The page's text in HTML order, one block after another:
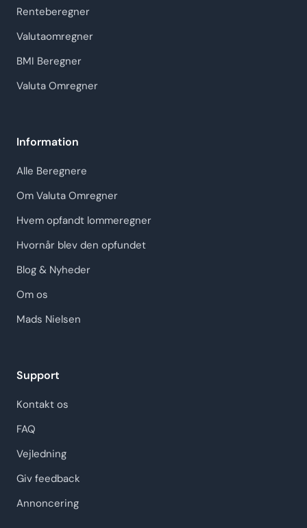
Renteberegner
Valutaomregner
BMI Beregner
Valuta Omregner
Information
Alle Beregnere
Om Valuta Omregner
Hvem opfandt lommeregner
Hvornår blev den opfundet
Blog & Nyheder
Om os
Mads Nielsen
Support
Kontakt os
FAQ
Vejledning
Giv feedback
Annoncering